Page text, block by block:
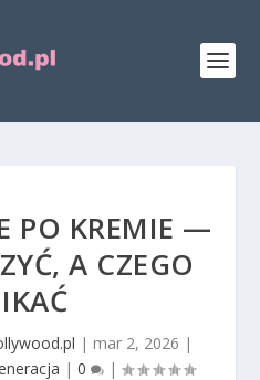
PO KREMIE —
A CZEGO
| mar 2, 2026 |
| 0 |